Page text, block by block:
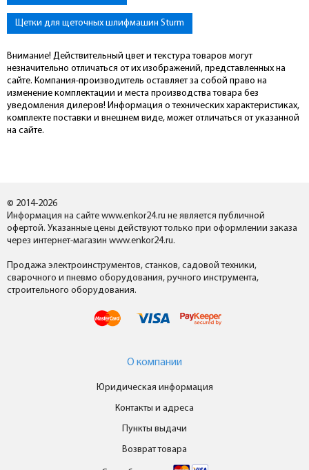
Щетки для щеточных шлифмашин Sturm
Внимание! Действительный цвет и текстура товаров могут
незначительно отличаться от их изображений, представленных на
сайте. Компания-производитель оставляет за собой право на
изменение комплектации и места производства товара без
уведомления дилеров! Информация о технических характеристиках,
комплекте поставки и внешнем виде, может отличаться от указанной
на сайте.
© 2014-2026
Информация на сайте www.enkor24.ru не является публичной
офертой. Указанные цены действуют только при оформлении заказа
через интернет-магазин www.enkor24.ru.
Продажа электроинструментов, станков, садовой техники,
сварочного и пневмо оборудования, ручного инструмента,
строительного оборудования.
О компании
Юридическая информация
Контакты и адреса
Пункты выдачи
Возврат товара